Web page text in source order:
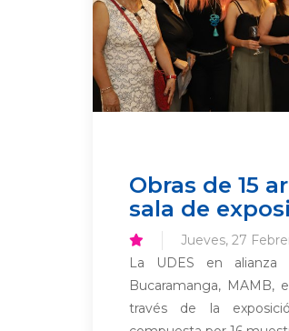
Obras de 15
sala de
Jueves, 27
La UDES en
Bucaramanga, MAMB,
través de la